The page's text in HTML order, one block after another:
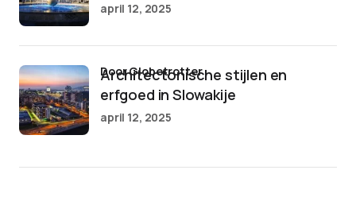
april 12, 2025
Architectonische stijlen en
erfgoed in Slowakije
door Globetrotter
april 12, 2025